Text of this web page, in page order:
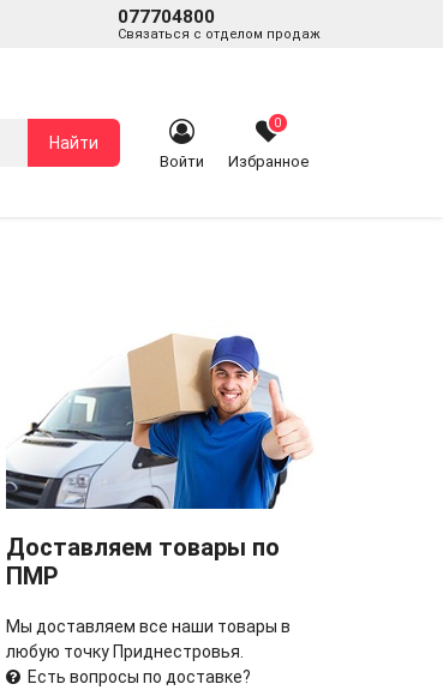
077704800
Связаться с отделом продаж
Найти
Войти
0
Избранное
Доставляем товары по
ПМР
Мы доставляем все наши товары в
любую точку Приднестровья.
Есть вопросы по доставке?